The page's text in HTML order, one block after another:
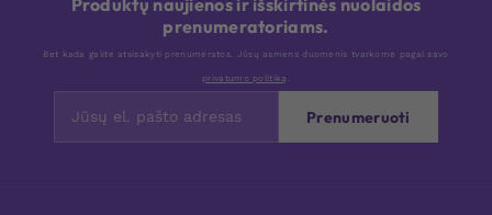
Produktų naujienos ir išskirtinės nuolaidos
prenumeratoriams.
Bet kada galite atsisakyti prenumeratos. Jūsų asmens duomenis tvarkome pagal savo
privatumo politiką .
Prenumeruoti